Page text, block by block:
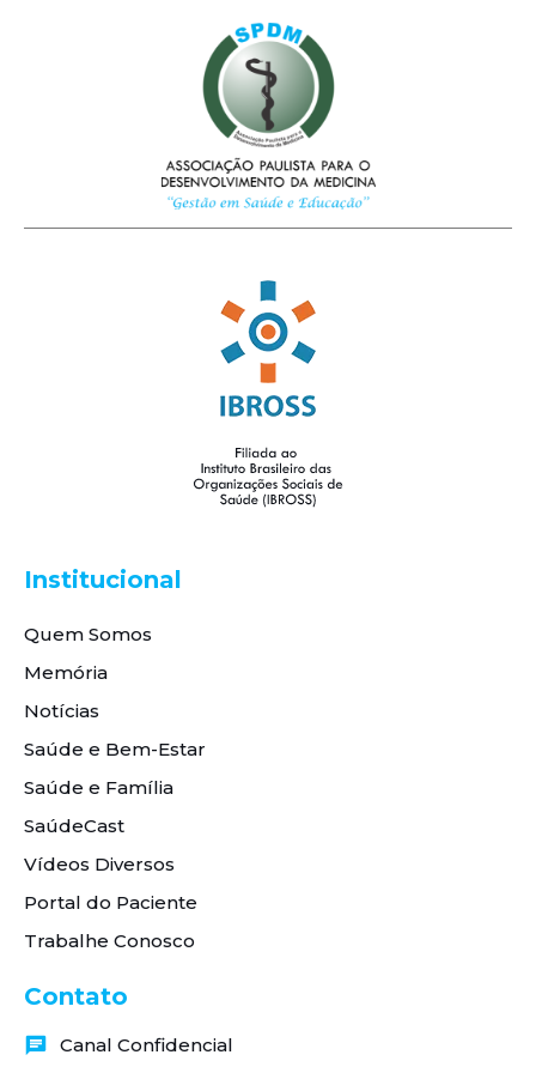
Institucional
Quem Somos
Memória
Notícias
Saúde e Bem-Estar
Saúde e Família
SaúdeCast
Vídeos Diversos
Portal do Paciente
Trabalhe Conosco
Contato
Canal Confidencial